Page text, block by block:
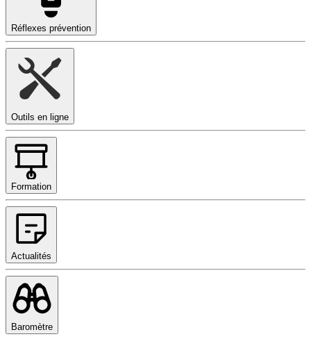
Réflexes prévention
Outils en ligne
Formation
Actualités
Baromètre